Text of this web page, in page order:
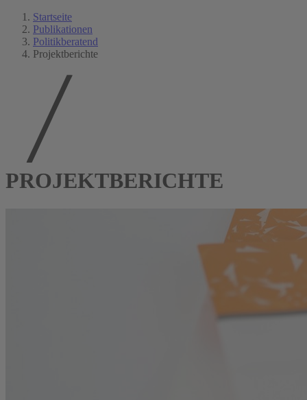
Startseite
Publikationen
Politikberatend
Projektberichte
PROJEKTBERICHTE